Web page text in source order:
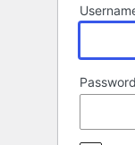
Password